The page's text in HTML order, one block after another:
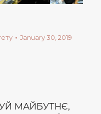
January 30, 2019
МАЙБУТНЄ,